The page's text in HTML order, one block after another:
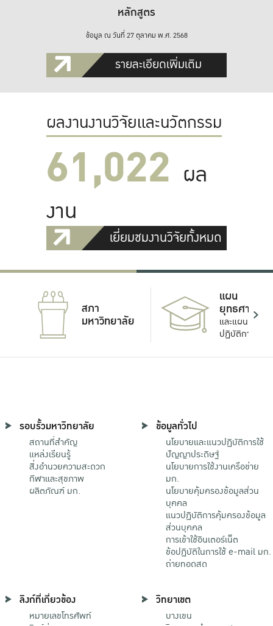
หลักสูตร
ข้อมูล ณ วันที่ 27 ตุลาคม พ.ศ. 2568
รายละเอียดเพิ่มเติม
ผลงานงานวิจัยและนวัตกรรม
61,022 ผล
งาน
เยี่ยมชมงานวิจัยทั้งหมด
สภา
มหาวิทยาลัย
แผน
ยุทธศาสตร์
และแผน
ปฏิบัติการ
รอบรั้วมหาวิทยาลัย
สถานที่สำคัญ
แหล่งเรียนรู้
สิ่งอำนวยความสะดวก
กีฬาและสุขภาพ
ผลิตภัณฑ์ มก.
ข้อมูลทั่วไป
นโยบายและแนวปฏิบัติการใช้
ปัญญาประดิษฐ์
นโยบายการใช้งานเครือข่าย
มก.
นโยบายคุ้มครองข้อมูลส่วน
บุคคล
แนวปฏิบัติการคุ้มครองข้อมูล
ส่วนบุคคล
การเข้าใช้อินเตอร์เน็ต
ข้อปฏิบัติในการใช้ e-mail มก.
ถ่ายทอดสด
ลิงก์ที่เกี่ยวข้อง
หมายเลขโทรศัพท์
วิทยาเขต
บางเขน